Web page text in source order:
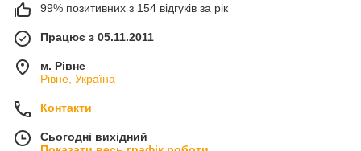
99% позитивних з 154 відгуків за рік
Працює з 05.11.2011
м. Рівне
Рівне, Україна
Контакти
Сьогодні вихідний